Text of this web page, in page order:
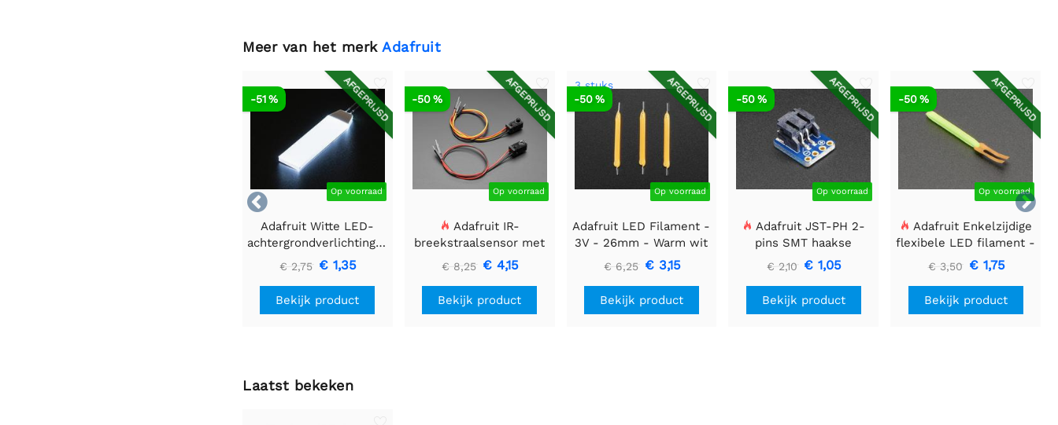
Meer van het merk Adafruit


AFGEPRIJSD
Op voorraad
-51 %
Adafruit Witte LED-
achtergrondverlichtingsmodule
- Klein 12 mm x 40 mm
€ 2,75 € 1,35
Bekijk product
AFGEPRIJSD
Op voorraad
-50 %
Adafruit IR-
breekstraalsensor met
premium draadheader
header einden - 5 mm
LED's
€ 8,25 € 4,15
Bekijk product
AFGEPRIJSD
3 stuks
Op voorraad
-50 %
Adafruit LED Filament -
3V - 26mm - Warm wit
- 3 stuks
€ 6,25 € 3,15
Bekijk product
AFGEPRIJSD
Op voorraad
-50 %
Adafruit JST-PH 2-
pins SMT haakse
Breakout Board
€ 2,10 € 1,05
Bekijk product
AFGEPRIJSD
Op voorraad
-50 %
Adafruit Enkelzijdige
flexibele LED filament -
3V 25mm lang - Groen
€ 3,50 € 1,75
Bekijk product
Laatst bekeken